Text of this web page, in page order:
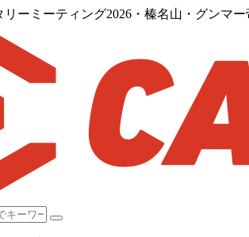
リーミーティング2026・榛名山・グンマ